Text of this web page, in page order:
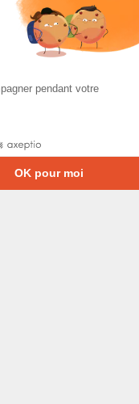
pendant votre
OK pour moi